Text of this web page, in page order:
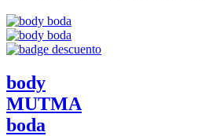
body
MUTMA
boda